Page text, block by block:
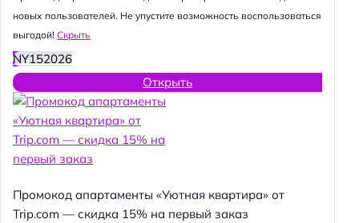
новых пользователей. Не упустите возможность воспользоваться
выгодой! Скрыть
NY152026
Открыть
Промокод апартаменты «Уютная квартира» от
Trip.com — скидка 15% на первый заказ